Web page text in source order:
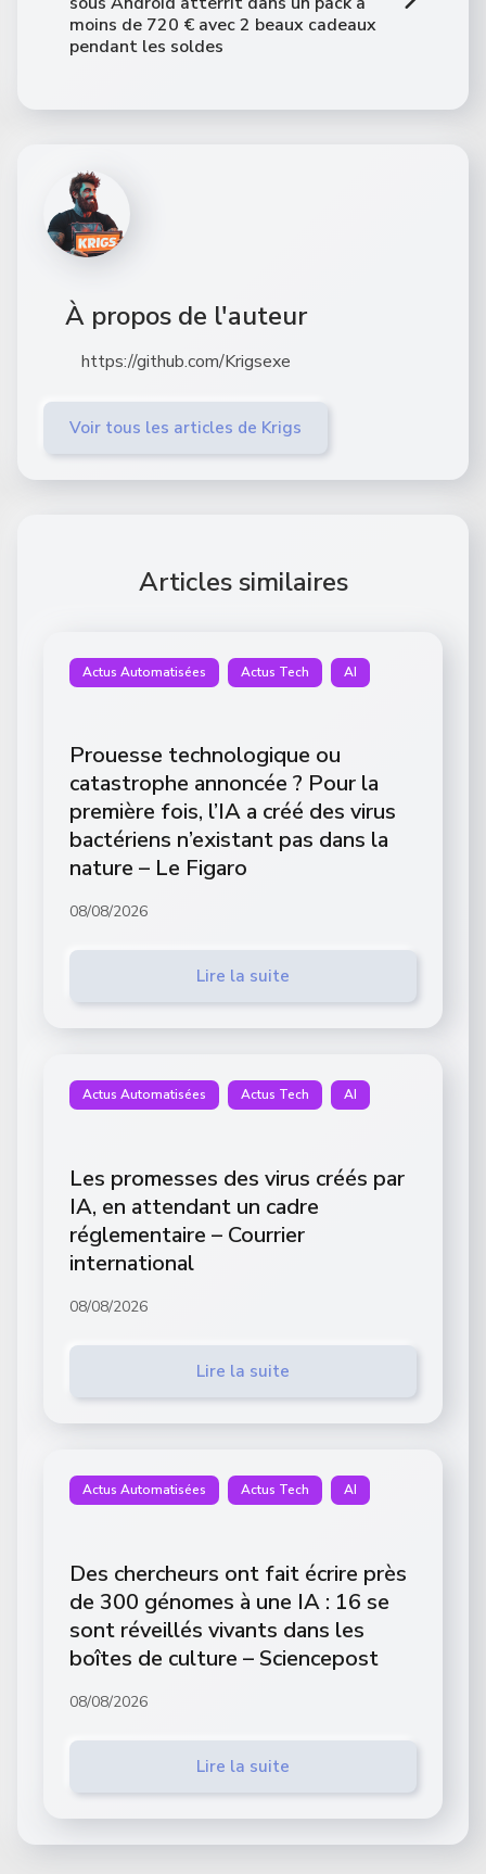
moins de 720 € avec 2 beaux cadeaux
pendant les soldes
À propos de l'auteur
https://github.com/Krigsexe
Voir tous les articles de Krigs
Articles similaires
Actus Automatisées Actus Tech AI
Prouesse technologique ou
catastrophe annoncée ? Pour la
première fois, l’IA a créé des virus
bactériens n’existant pas dans la
nature – Le Figaro
08/08/2026
Lire la suite
Actus Automatisées Actus Tech AI
Les promesses des virus créés par
IA, en attendant un cadre
réglementaire – Courrier
international
08/08/2026
Lire la suite
Actus Automatisées Actus Tech AI
Des chercheurs ont fait écrire près
de 300 génomes à une IA : 16 se
sont réveillés vivants dans les
boîtes de culture – Sciencepost
08/08/2026
Lire la suite